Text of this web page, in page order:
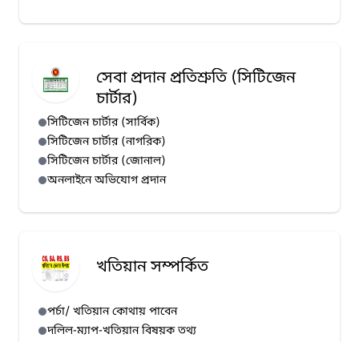
সেবা প্রদান প্রতিশ্রুতি (সিটিজেন
চার্টার)
সিটিজেন চার্টার (সার্বিক)
সিটিজেন চার্টার (নাগরিক)
সিটিজেন চার্টার (জোনাল)
অনলাইনে অভিযোগ প্রদান
খতিয়ান সম্পর্কিত
পর্চা/ খতিয়ান কোথায় পাবেন
দলিল-ম্যাপ-খতিয়ান বিষয়ক তথ্য